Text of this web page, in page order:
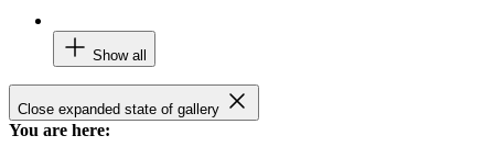
Show all
Close expanded state of gallery
You are here: